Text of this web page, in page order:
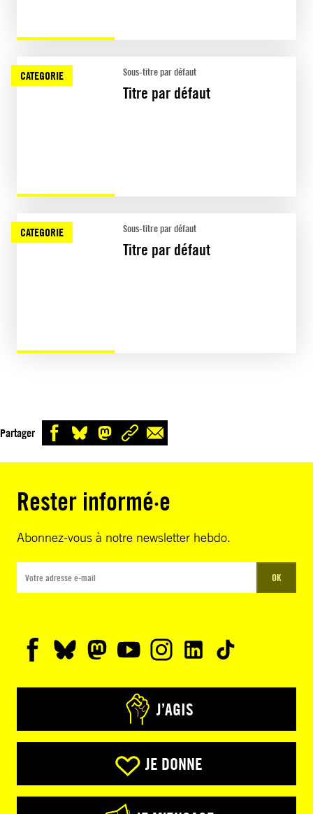
CATEGORIE Sous-titre par défaut
Titre par défaut
CATEGORIE Sous-titre par défaut
Titre par défaut
Partager
Rester informé·e
Abonnez-vous à notre newsletter hebdo.
OK
J’AGIS
JE DONNE